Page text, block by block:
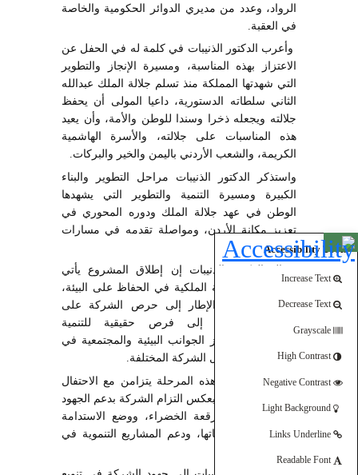
Open toolbar
Accessibility Tools
Increase Text
Decrease Text
Grayscale
High Contrast
Negative Contrast
Light Background
Links Underline
Readable Font
الرواد، وعدد من مديري الدوائر الحكومية والخاصة
في العقبة.
وأعرب الدكتور الذنيبات في كلمة له في الحفل عن
الاعتزاز بهذه المناسبة، ومسيرة الإنجاز والتطوير
التي شهدتها المملكة منذ تسلم جلالة الملك عبدالله
الثاني سلطاته الدستورية، داعيا المولى أن يحفظ
جلالته ويجعله ذخرا وسندا للوطن والأمة، وأن يعيد
هذه المناسبات على جلالته، والأسرة الهاشمية
الكريمة، والشعب الأردني باليمن والخير والبركات.
واستذكر الدكتور الذنيبات مراحل التطوير والبناء
الكبيرة ومسيرة التنمية والتطوير التي يشهدها
الوطن في عهد جلالة الملك ودوره المحوري في
تعزيز مكانة الأردن، ومواصلة تقدمه في مسارات
البناء والتحديث.
وقال الدكتور الذنيبات إن إطلاق المشروع يأتي
انسجاما مع الرؤية الملكية في الحفاظ على البيئة،
مشيرا في هذا الإطار إلى حرص الشركة على
تحويل التحديات إلى فرص حقيقية للتنمية
المستدامة، وتعزيز الجوانب البيئية والمجتمعية في
العقبة ومواقع عمل الشركة المختلفة.
وأضاف أن تنفيذ هذه المرحلة يتزامن مع الاحتفال
بيوم الشجرة، بما يعكس التزام الشركة بدعم الجهود
الوطنية لزيادة الرقعة الخضراء، ووضع الاستدامة
البيئية ضمن اولوياتها، ودعم المشاريع التنموية في